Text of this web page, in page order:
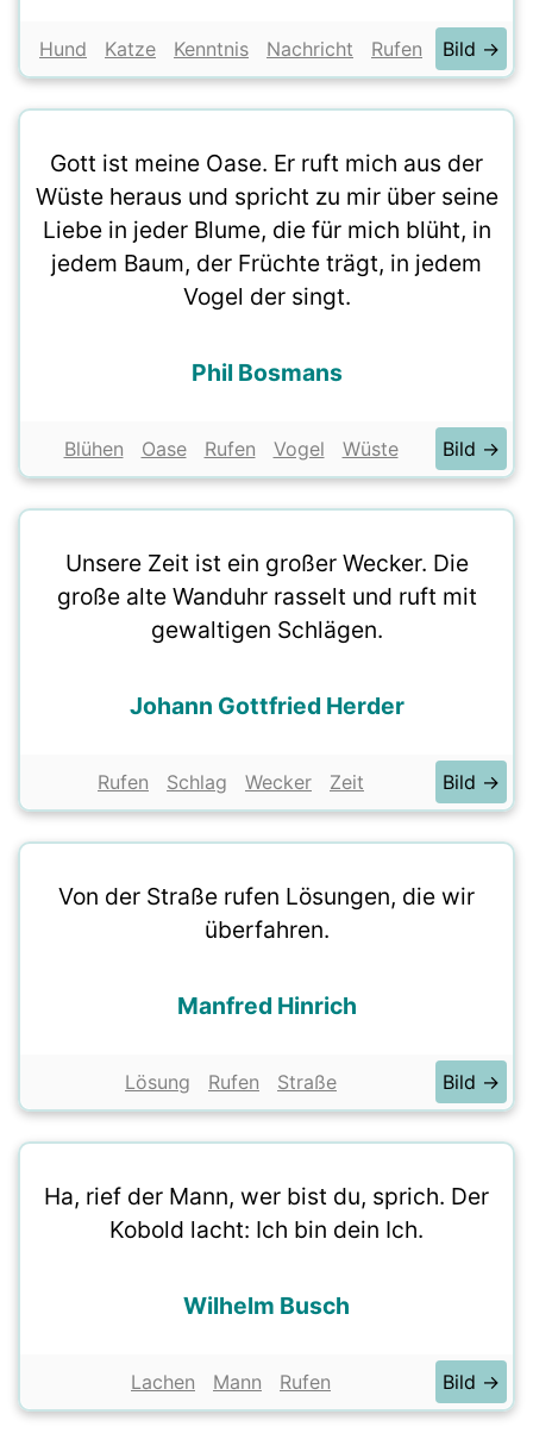
Hund Katze Kenntnis Nachricht Rufen Bild →
Gott ist meine Oase. Er ruft mich aus der
Wüste heraus und spricht zu mir über seine
Liebe in jeder Blume, die für mich blüht, in
jedem Baum, der Früchte trägt, in jedem
Vogel der singt.
Phil Bosmans
Blühen Oase Rufen Vogel Wüste Bild →
Unsere Zeit ist ein großer Wecker. Die
große alte Wanduhr rasselt und ruft mit
gewaltigen Schlägen.
Johann Gottfried Herder
Rufen Schlag Wecker Zeit Bild →
Von der Straße rufen Lösungen, die wir
überfahren.
Manfred Hinrich
Lösung Rufen Straße Bild →
Ha, rief der Mann, wer bist du, sprich. Der
Kobold lacht: Ich bin dein Ich.
Wilhelm Busch
Lachen Mann Rufen Bild →